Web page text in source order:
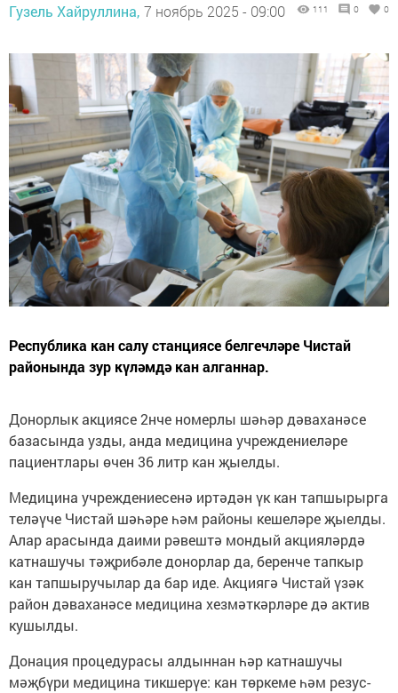
Гузель Хайруллина, 7 ноябрь 2025 - 09:00 111 0 0
Республика кан салу станциясе белгечләре Чистай
районында зур күләмдә кан алганнар.
Донорлык акциясе 2нче номерлы шәһәр дәваханәсе
базасында узды, анда медицина учреждениеләре
пациентлары өчен 36 литр кан җыелды.
Медицина учреждениесенә иртәдән үк кан тапшырырга
теләүче Чистай шәһәре һәм районы кешеләре җыелды.
Алар арасында даими рәвештә мондый акцияләрдә
катнашучы тәҗрибәле донорлар да, беренче тапкыр
кан тапшыручылар да бар иде. Акциягә Чистай үзәк
район дәваханәсе медицина хезмәткәрләре дә актив
кушылды.
Донация процедурасы алдыннан һәр катнашучы
мәҗбүри медицина тикшерүе: кан төркеме һәм резус-